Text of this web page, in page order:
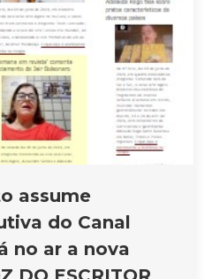
assume
do Canal
no ar a nova